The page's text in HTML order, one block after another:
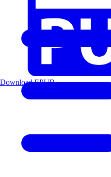
Download EPUB